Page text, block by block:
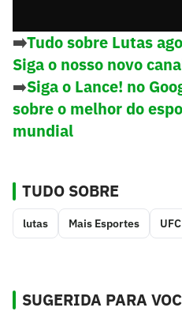
➡️Tudo sobre Lutas
Siga o nosso novo
➡️Siga o Lance! no
sobre o melhor do
mundial
TUDO SOBRE
lutas Mais Esportes UFC
SUGERIDA PARA